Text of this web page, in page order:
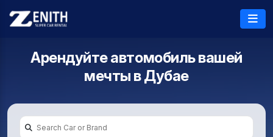
Арендуйте автомобиль вашей
мечты вДубае